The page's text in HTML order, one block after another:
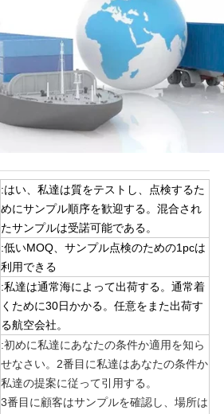
:はい、私達は質をテストし、点検するた
めにサンプル順序を歓迎する。混合され
たサンプルは受諾可能である。
:低いMOQ、サンプル点検のための1pcは
利用できる
:私達は通常海によって出荷する。通常着
くために30日かかる。任意をまた出荷す
る航空会社。
:初めに私達にあなたの条件か適用を知ら
せなさい。2番目に私達はあなたの条件か
私達の提案に従って引用する。
3番目に顧客はサンプルを確認し、場所は